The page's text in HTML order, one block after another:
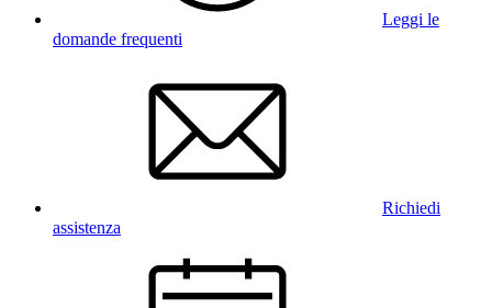
Leggi le
domande frequenti
Richiedi
assistenza